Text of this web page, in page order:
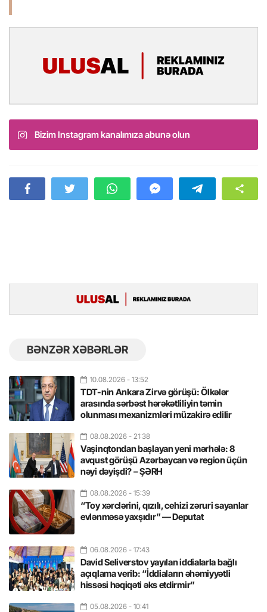
Bizim Instagram kanalımıza abunə olun
BƏNZƏR XƏBƏRLƏR
10.08.2026 - 13:52
TDT-nin Ankara Zirvə görüşü: Ölkələr
arasında sərbəst hərəkətliliyin təmin
olunması mexanizmləri müzakirə edilir
08.08.2026 - 21:38
Vaşinqtondan başlayan yeni mərhələ: 8
avqust görüşü Azərbaycan və region üçün
nəyi dəyişdi? – ŞƏRH
08.08.2026 - 15:39
“Toy xərclərini, qızılı, cehizi zəruri sayanlar
evlənməsə yaxşıdır” — Deputat
06.08.2026 - 17:43
David Seliverstov yayılan iddialarla bağlı
açıqlama verib: “İddiaların əhəmiyyətli
hissəsi həqiqəti əks etdirmir”
05.08.2026 - 10:41